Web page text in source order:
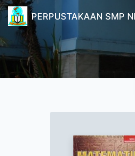
PERPUSTAKAAN SMP